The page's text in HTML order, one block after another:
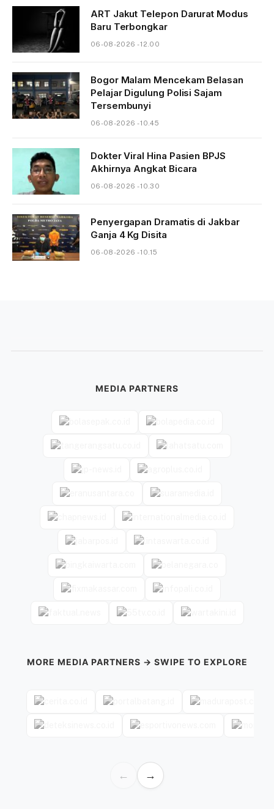
ART Jakut Telepon Darurat Modus
Baru Terbongkar
06-08-2026 - 12.00
Bogor Malam Mencekam Belasan
Pelajar Digulung Polisi Sajam
Tersembunyi
06-08-2026 - 10.45
Dokter Viral Hina Pasien BPJS
Akhirnya Angkat Bicara
06-08-2026 - 10.30
Penyergapan Dramatis di Jakbar
Ganja 4 Kg Disita
06-08-2026 - 10.15
MEDIA PARTNERS
MORE MEDIA PARTNERS → SWIPE TO EXPLORE
← →